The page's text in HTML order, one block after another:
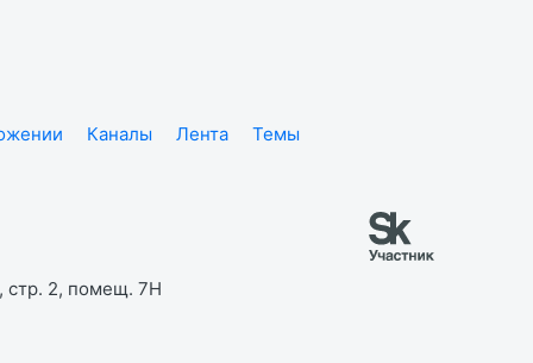
Каналы Лента
Темы
стр. 2, помещ. 7Н